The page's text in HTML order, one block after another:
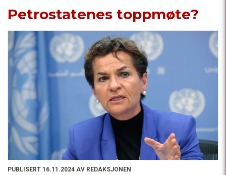
Petrostatenes toppmøte?
PUBLISERT 16.11.2024 AV REDAKSJONEN